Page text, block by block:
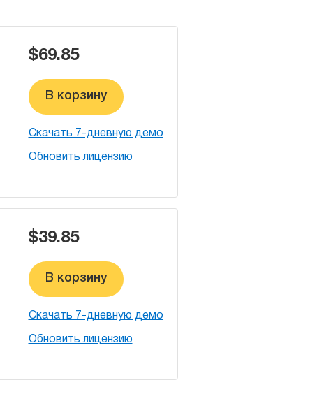
$69.85
В корзину
Скачать 7-дневную демо
Обновить лицензию
$39.85
В корзину
Скачать 7-дневную демо
Обновить лицензию